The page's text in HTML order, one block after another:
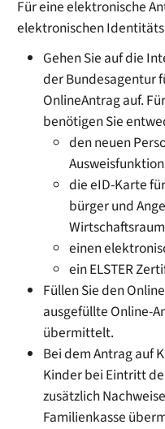
Für eine elektronische
elektronischen
Gehen Sie auf die
der Bundesagentur
OnlineAntrag auf.
benötigen Sie
den neuen
die eID-Karte
bürger und
einen
ein ELSTER
Füllen Sie den
ausgefüllte Online-
übermittelt.
Bei dem Antrag auf
Kinder bei Eintritt
zusätzlich
Familienkasse